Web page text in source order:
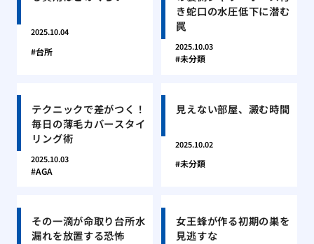
2025.10.04
台所
き蛇口の水圧低下に潜む
罠
2025.10.03
未分類
テクニックで差がつく！
毎日の薄毛カバースタイ
リング術
2025.10.03
AGA
見えない部屋、澱む時間
2025.10.02
未分類
その一滴が命取り台所水
漏れを放置する恐怖
女王蜂が作る初期の巣を
見逃すな